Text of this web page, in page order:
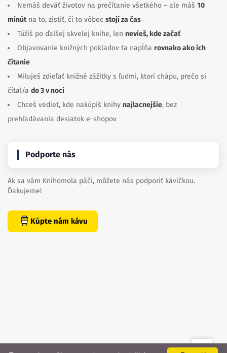
Nemáš deväť životov na prečítanie všetkého – ale máš 10
minútna to, zistiť, či to vôbec stojí za čas
Túžiš po ďalšej skvelej knihe, len nevieš, kde začať
Objavovanie knižných pokladov ťa napĺňa rovnako ako ich
čítanie
Miluješ zdieľať knižné zážitky s ľuďmi, ktorí chápu, prečo si
čítal/a do 3 v noci
Chceš vedieť, kde nakúpiš knihy najlacnejšie, bez
prehľadávania desiatok e-shopov
Podporte nás
Ak sa vám Knihomola páči, môžete nás podporiť kávičkou.
Ďakujeme!
Kúpte nám kávu